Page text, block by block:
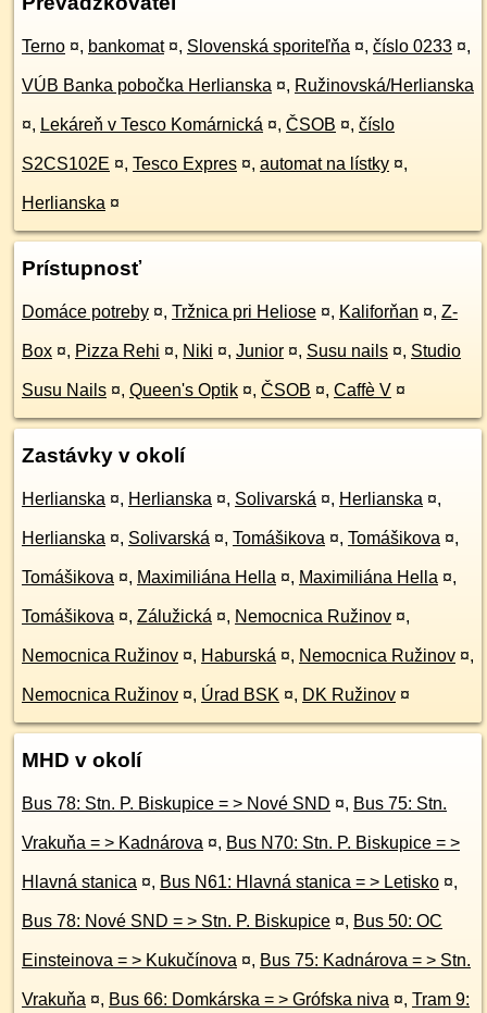
Terno ¤, bankomat ¤, Slovenská sporiteľňa ¤, číslo 0233 ¤,
VÚB Banka pobočka Herlianska ¤, Ružinovská/Herlianska
¤, Lekáreň v Tesco Komárnická ¤, ČSOB ¤, číslo
S2CS102E ¤, Tesco Expres ¤, automat na lístky ¤,
Herlianska ¤
Prístupnosť
Domáce potreby ¤, Tržnica pri Heliose ¤, Kaliforňan ¤, Z-
Box ¤, Pizza Rehi ¤, Niki ¤, Junior ¤, Susu nails ¤, Studio
Susu Nails ¤, Queen's Optik ¤, ČSOB ¤, Caffè V ¤
Zastávky v okolí
Herlianska ¤, Herlianska ¤, Solivarská ¤, Herlianska ¤,
Herlianska ¤, Solivarská ¤, Tomášikova ¤, Tomášikova ¤,
Tomášikova ¤, Maximiliána Hella ¤, Maximiliána Hella ¤,
Tomášikova ¤, Zálužická ¤, Nemocnica Ružinov ¤,
Nemocnica Ružinov ¤, Haburská ¤, Nemocnica Ružinov ¤,
Nemocnica Ružinov ¤, Úrad BSK ¤, DK Ružinov ¤
MHD v okolí
Bus 78: Stn. P. Biskupice = > Nové SND ¤, Bus 75: Stn.
Vrakuňa = > Kadnárova ¤, Bus N70: Stn. P. Biskupice = >
Hlavná stanica ¤, Bus N61: Hlavná stanica = > Letisko ¤,
Bus 78: Nové SND = > Stn. P. Biskupice ¤, Bus 50: OC
Einsteinova = > Kukučínova ¤, Bus 75: Kadnárova = > Stn.
Vrakuňa ¤, Bus 66: Domkárska = > Grófska niva ¤, Tram 9: